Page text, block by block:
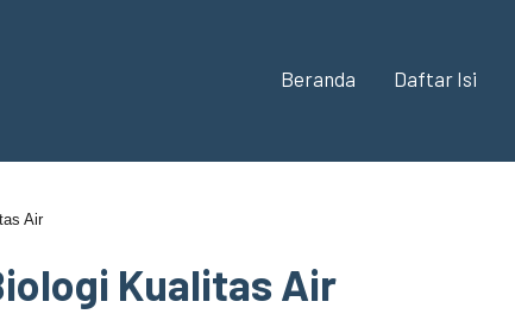
Beranda Daftar Isi
Air
Kualitas Air